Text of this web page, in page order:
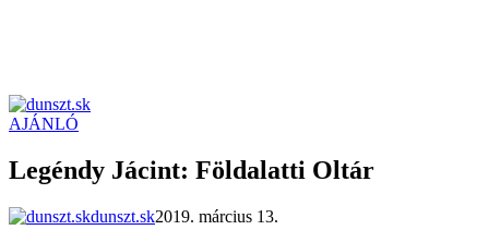
AJÁNLÓ
Legéndy Jácint: Földalatti Oltár
dunszt.sk2019. március 13.